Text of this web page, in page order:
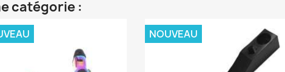
catégorie :
NOUVEAU